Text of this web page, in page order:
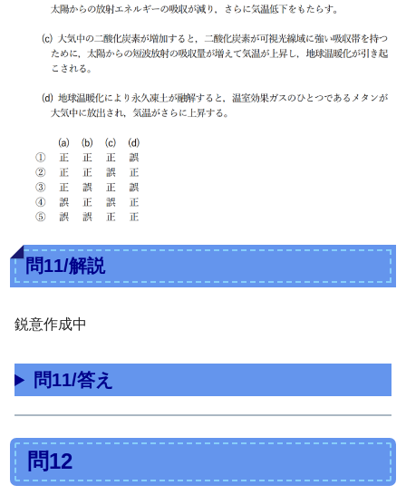
問11/解説
鋭意作成中
問11/答え
問12